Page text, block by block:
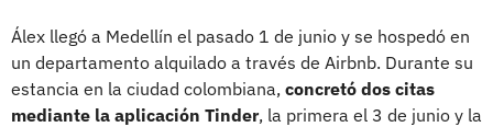
Álex llegó a Medellín el pasado 1 de junio y se hospedó en
un departamento alquilado a través de Airbnb. Durante su
estancia en la ciudad colombiana, concretó dos citas
mediante la aplicación Tinder, la primera el 3 de junio y la